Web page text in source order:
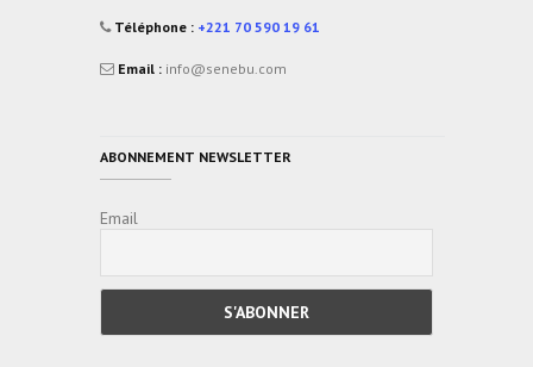
Téléphone : +221 70 590 19 61
Email : info@senebu.com
ABONNEMENT NEWSLETTER
Email